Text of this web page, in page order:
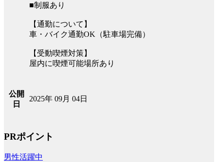
■制服あり
【通勤について】
車・バイク通勤OK（駐車場完備）
【受動喫煙対策】
屋内に喫煙可能場所あり
公開
日
2025年 09月 04日
PRポイント
男性活躍中